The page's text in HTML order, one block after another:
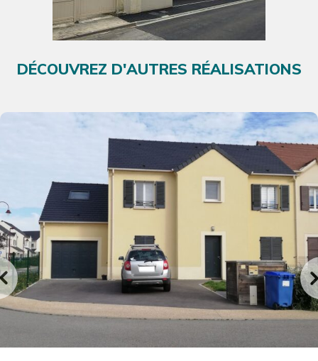
DÉCOUVREZ D'AUTRES RÉALISATIONS